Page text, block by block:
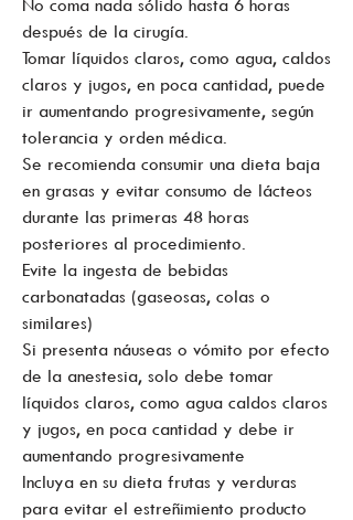
No coma nada sólido hasta 6 horas
después de la cirugía.
Tomar líquidos claros, como agua, caldos
claros y jugos, en poca cantidad, puede
ir aumentando progresivamente, según
tolerancia y orden médica.
Se recomienda consumir una dieta baja
en grasas y evitar consumo de lácteos
durante las primeras 48 horas
posteriores al procedimiento.
Evite la ingesta de bebidas
carbonatadas (gaseosas, colas o
similares)
Si presenta náuseas o vómito por efecto
de la anestesia, solo debe tomar
líquidos claros, como agua caldos claros
y jugos, en poca cantidad y debe ir
aumentando progresivamente
Incluya en su dieta frutas y verduras
para evitar el estreñimiento producto